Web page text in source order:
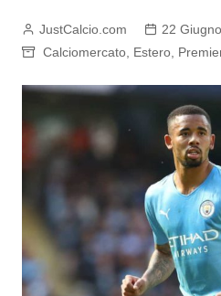
JustCalcio.com
22
Calciomercato, Estero,